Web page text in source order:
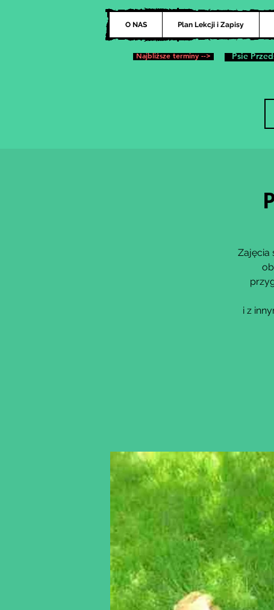
O NAS Plan Lekcji i Zapisy
Najbliższe terminy --> Psie
Zajęcia
i z